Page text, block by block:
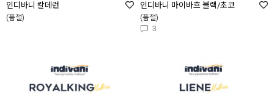
인디바니 칼데런
(품절)
인디바니 마이바흐 블랙/초코
(품절)
3